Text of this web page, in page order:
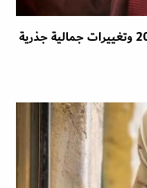
نجمات الخليج في مسلسلات رمضان 2024 وتغييرات جمالية جذرية